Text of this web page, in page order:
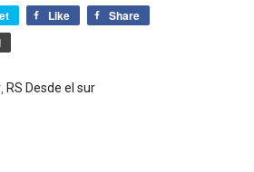
Like
Share
, RS Desde el sur